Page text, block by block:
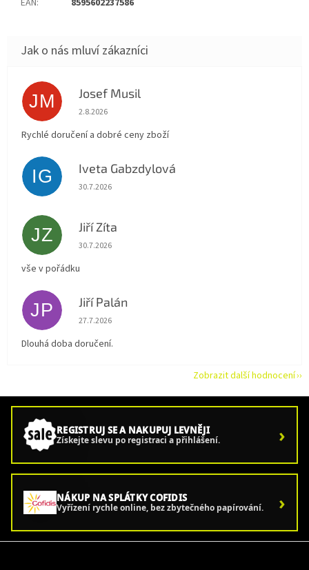
EAN: 8595602237586
JM Josef Musil
Hodnocení obchodu je 5 z 5 hvězdiček.
2.8.2026
Rychlé doručení a dobré ceny zboží
IG Iveta Gabzdylová
Hodnocení obchodu je 5 z 5 hvězdiček.
30.7.2026
JZ Jiří Zíta
Hodnocení obchodu je 5 z 5 hvězdiček.
30.7.2026
vše v pořádku
JP Jiří Palán
Hodnocení obchodu je 5 z 5 hvězdiček.
27.7.2026
Dlouhá doba doručení.
Zobrazit další hodnocení
REGISTRUJ SE A NAKUPUJ LEVNĚJI
Získejte slevu po registraci a přihlášení. ›
NÁKUP NA SPLÁTKY COFIDIS
Vyřízení rychle online, bez zbytečného papírování. ›